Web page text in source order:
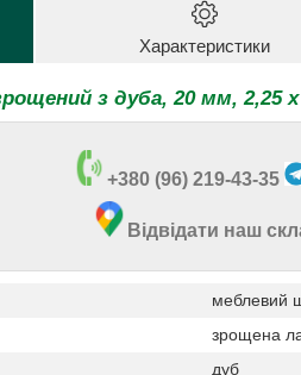
Характеристики
з дуба, 20 мм, 2,25 х
+380 (96) 219-43-35
Відвідати наш
меблевий
зрощена
дуб